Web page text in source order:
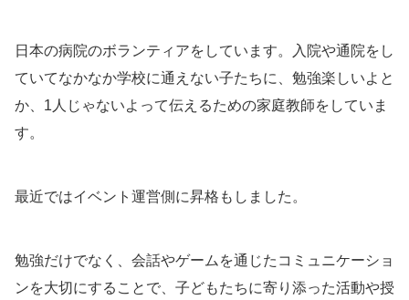
日本の病院のボランティアをしています。入院や通院をし
ていてなかなか学校に通えない子たちに、勉強楽しいよと
か、1人じゃないよって伝えるための家庭教師をしていま
す。
最近ではイベント運営側に昇格もしました。
勉強だけでなく、会話やゲームを通じたコミュニケーショ
ンを大切にすることで、子どもたちに寄り添った活動や授